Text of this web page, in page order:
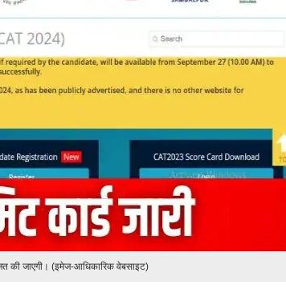
की जाएगी। (इमेज-आधिकारिक वेबसाइट)